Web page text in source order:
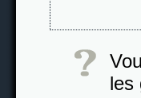
les